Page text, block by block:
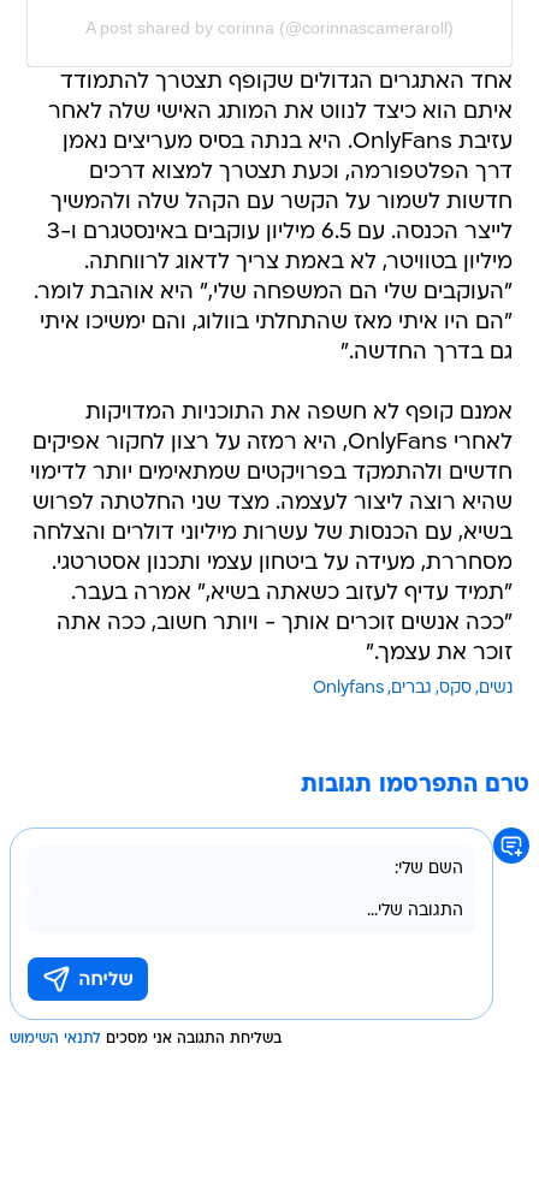
A post shared by corinna (@corinnascameraroll)
אחד האתגרים הגדולים שקופף תצטרך להתמודד
איתם הוא כיצד לנווט את המותג האישי שלה לאחר
עזיבת OnlyFans. היא בנתה בסיס מעריצים נאמן
דרך הפלטפורמה, וכעת תצטרך למצוא דרכים
חדשות לשמור על הקשר עם הקהל שלה ולהמשיך
לייצר הכנסה. עם 6.5 מיליון עוקבים באינסטגרם ו-3
מיליון בטוויטר, לא באמת צריך לדאוג לרווחתה.
"העוקבים שלי הם המשפחה שלי," היא אוהבת לומר.
"הם היו איתי מאז שהתחלתי בוולוג, והם ימשיכו איתי
גם בדרך החדשה."
אמנם קופף לא חשפה את התוכניות המדויקות
לאחרי OnlyFans, היא רמזה על רצון לחקור אפיקים
חדשים ולהתמקד בפרויקטים שמתאימים יותר לדימוי
שהיא רוצה ליצור לעצמה. מצד שני החלטתה לפרוש
בשיא, עם הכנסות של עשרות מיליוני דולרים והצלחה
מסחררת, מעידה על ביטחון עצמי ותכנון אסטרטגי.
"תמיד עדיף לעזוב כשאתה בשיא," אמרה בעבר.
"ככה אנשים זוכרים אותך - ויותר חשוב, ככה אתה
זוכר את עצמך."
נשים סקס גברים Onlyfans
טרם התפרסמו תגובות
בשליחת התגובה אני מסכים לתנאי השימוש